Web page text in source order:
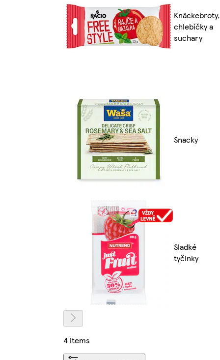
Knäckebroty,
chlebíčky a
suchary
Snacky
Sladké
tyčinky
4 items